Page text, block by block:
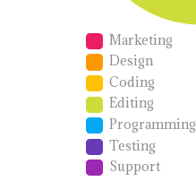
Marketing
Design
Coding
Editing
Programming
Testing
Support